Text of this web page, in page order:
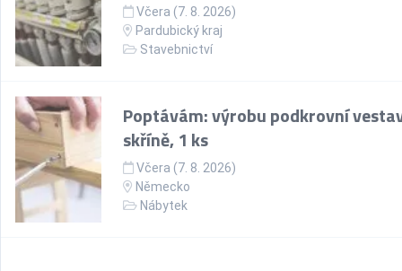
Včera (7. 8. 2026)
Pardubický kraj
Stavebnictví
Poptávám: výrobu podkrovní
skříně, 1 ks
Včera (7. 8. 2026)
Německo
Nábytek